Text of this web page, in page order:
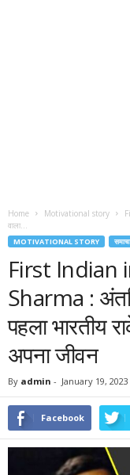
Home Motivational story
वाला...
MOTIVATIONAL STORY
First Indian
Sharma :
पहला भारतीय
अपना जीवन
By admin - January 19, 2023
Facebook